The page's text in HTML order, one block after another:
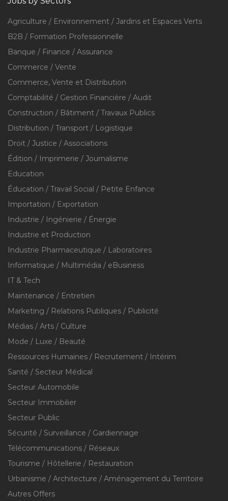
Agriculture / Environnement / Jardins et Espaces Verts
B2B / Formation Professionnelle
Banque / Finance / Assurance
Commerce / Vente
Commerce, Vente et Distribution
Comptabilité / Gestion Financière / Audit
Construction / Bâtiment / Travaux Publics
Distribution / Transport / Logistique
Droit / Justice / Associations
Édition / Imprimerie / Journalisme
Education
Éducation / Travail Social / Petite Enfance
Importation / Exportation
Industrie / Ingénierie / Énergie
Industrie et Production
Industrie Pharmaceutique / Laboratoires
Informatique / Multimédia / eBusiness
IT & Tech
Maintenance / Entretien
Marketing / Relations Publiques / Publicité
Médias / Arts / Culture
Mode / Luxe / Beauté
Ressources Humaines / Recrutement / Intérim
Santé / Secteur Médical
Secteur Automobile
Secteur Immobilier
Secteur Public
Sécurité / Surveillance / Gardiennage
Télécommunications / Réseaux
Tourisme / Hôtellerie / Restauration
Urbanisme / Architecture / Aménagement du Territoire
Autres Offers